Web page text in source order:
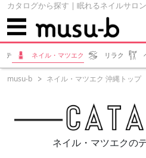
カタログから探す | 眠れるネイルサロ
テ ネイル・マツエク リラク
musu-b ネイル・マツエク 沖縄トップ
ネイル・マツエクの